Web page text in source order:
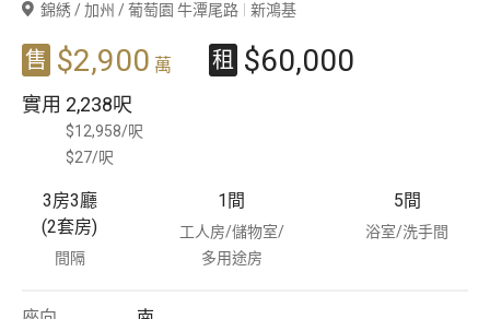
豪宅專家
豪宅分行
錦綉 / 加州 / 葡萄園 牛潭尾路 新鴻基
售 $2,900 萬 租 $60,000
實用 2,238呎
$12,958/呎
$27/呎
3房3廳
(2套房)
間隔
1 間
工人房/儲物室/
多用途房
5間
浴室/洗手間